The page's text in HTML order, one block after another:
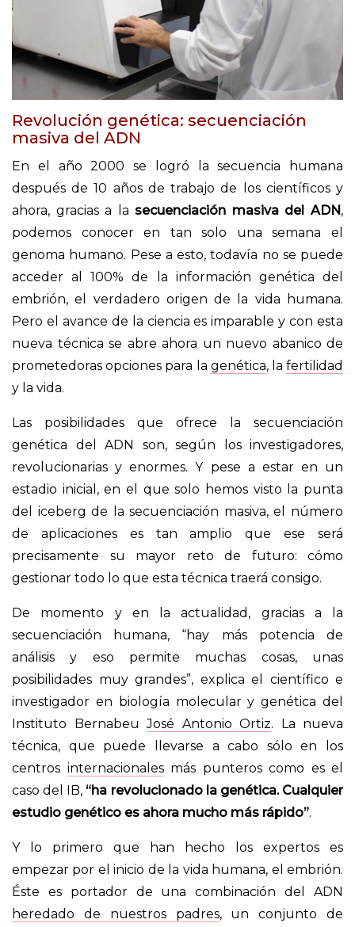
Revolución genética: secuenciación
masiva del ADN
En el año 2000 se logró la secuencia humana
después de 10 años de trabajo de los científicos y
ahora, gracias a lasecuenciación masiva del ADN,
podemos conocer en tan solo una semana el
genoma humano. Pese a esto, todavía no se puede
acceder al 100% de la información genética del
embrión, el verdadero origen de la vida humana.
Pero el avance de la ciencia es imparable y con esta
nueva técnica se abre ahora un nuevo abanico de
prometedoras opciones para la genética, lafertilidad
y la vida.
Las posibilidades que ofrece la secuenciación
genética del ADN son, según los investigadores,
revolucionarias y enormes. Y pese a estar en un
estadio inicial, en el que solo hemos visto la punta
del iceberg de la secuenciación masiva, el número
de aplicaciones es tan amplio que ese será
precisamente su mayor reto de futuro: cómo
gestionar todo lo que esta técnica traerá consigo.
De momento y en la actualidad, gracias a la
secuenciación humana, “hay más potencia de
análisis y eso permite muchas cosas, unas
posibilidades muy grandes”, explica el científico e
investigador en biología molecular y genética del
Instituto BernabeuJosé Antonio Ortiz. La nueva
técnica, que puede llevarse a cabo sólo en los
centros internacionalesmás punteros como es el
caso del IB, “ha revolucionado la genética. Cualquier
estudio genético es ahora mucho más rápido”.
Y lo primero que han hecho los expertos es
empezar por el inicio de la vida humana, el embrión.
Éste es portador de una combinación del ADN
heredado de nuestros padres, un conjunto de